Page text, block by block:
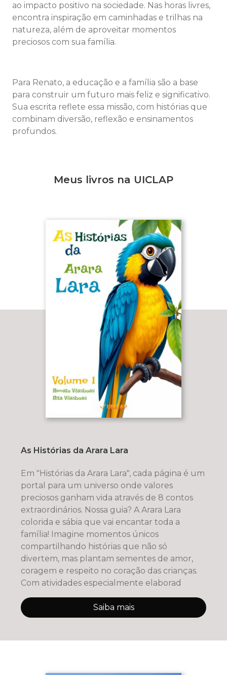
ao impacto positivo na sociedade. Nas horas livres,
encontra inspiração em caminhadas e trilhas na
natureza, além de aproveitar momentos
preciosos com sua família.
Para Renato, a educação e a família são a base
para construir um futuro mais feliz e significativo.
Sua escrita reflete essa missão, com histórias que
combinam diversão, reflexão e ensinamentos
profundos.
Meus livros na UICLAP
As Histórias da Arara Lara
Em "Histórias da Arara Lara", cada página é um
portal para um universo onde valores
preciosos ganham vida através de 8 contos
extraordinários. Nossa guia? A Arara Lara
colorida e sábia que vai encantar toda a
família! Imagine momentos únicos
compartilhando histórias que não só
divertem, mas plantam sementes de amor,
coragem e respeito no coração das crianças.
Com atividades especialmente elaborad
Saiba mais